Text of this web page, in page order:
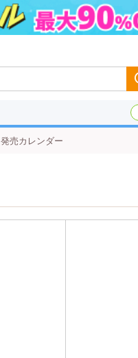
発売カレンダー